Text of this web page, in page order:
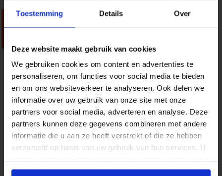
Toestemming Details Over
Deze website maakt gebruik van cookies
We gebruiken cookies om content en advertenties te
personaliseren, om functies voor social media te bieden
en om ons websiteverkeer te analyseren. Ook delen we
informatie over uw gebruik van onze site met onze
partners voor social media, adverteren en analyse. Deze
partners kunnen deze gegevens combineren met andere
informatie die u aan ze heeft verstrekt of die ze hebben
verzameld op basis van uw gebruik van hun services. U
gebruiken.
Meet-weters
´Cijfers zeggen alles´, zei laatst een verdwaald
schaap tegen mij. Het was tijdens een workshop
voor een multivariatietest, waarbij we met z´n
allen moesten bedenken welke variaties we
gingen testen. De pagina die eraan zou moeten
geloven was een uitlogpagina. Zelfs Stevie
Wonder kon zien dat deze pagina 1. extreem...
» Lees meer van 'Meet-weters'